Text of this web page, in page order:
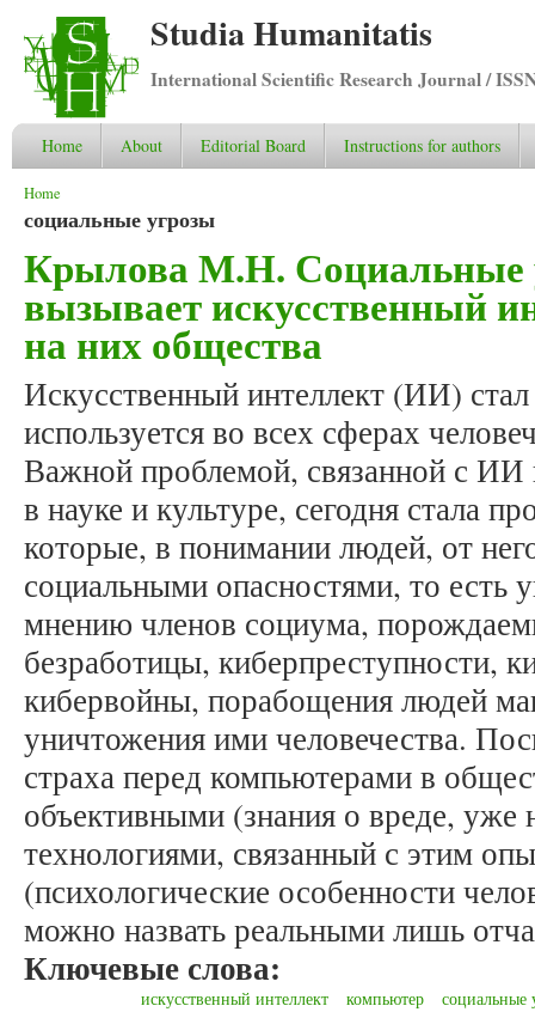
Studia Humanitatis
International Scientific Research Journal /
Home About Editorial Board Instructions for authors
You are here
Home
социальные угрозы
Крылова М.Н. Социальные
вызывает искусственный
на них общества
Искусственный интеллект (ИИ)
используется во всех сферах
Важной проблемой, связанной с ИИ
в науке и культуре, сегодня стала
которые, в понимании людей, от
социальными опасностями, то есть
мнению членов социума,
безработицы, киберпреступности,
кибервойны, порабощения людей
уничтожения ими человечества.
страха перед компьютерами в
объективными (знания о вреде, уже
технологиями, связанный с этим
(психологические особенности
можно назвать реальными лишь
Ключевые слова:
искусственный интеллект компьютер социальные